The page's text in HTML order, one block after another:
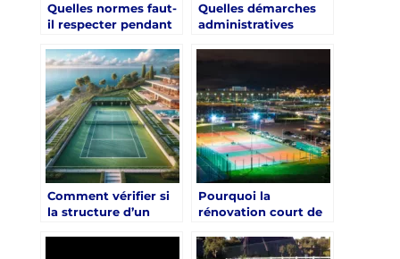
Quelles normes faut-
il respecter pendant
de tennis à Hyères ?
Quelles démarches
administratives
Comment vérifier si
la structure d’un
Pourquoi la
rénovation court de
elle souvent